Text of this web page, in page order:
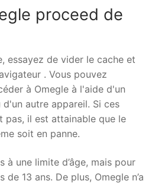
proceed de
essayez de vider le cache et
. Vous pouvez
à Omegle à l'aide d'un
d'un autre appareil. Si ces
pas, il est attainable que le
soit en panne.
à une limite d’âge, mais pour
de 13 ans. De plus, Omegle n’a